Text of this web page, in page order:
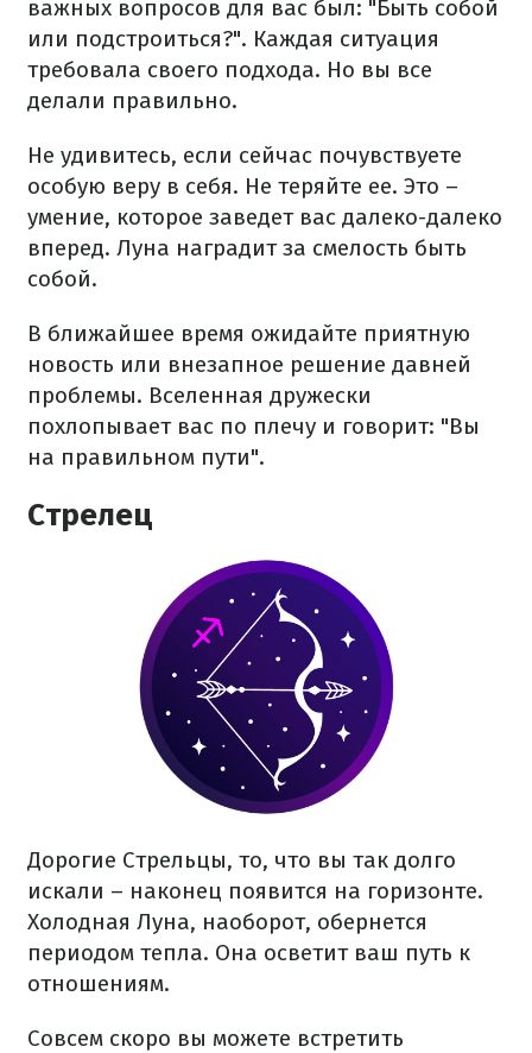
важных вопросов для вас был: "Быть собой
или подстроиться?". Каждая ситуация
требовала своего подхода. Но вы все
делали правильно.
Не удивитесь, если сейчас почувствуете
особую веру в себя. Не теряйте ее. Это –
умение, которое заведет вас далеко-далеко
вперед. Луна наградит за смелость быть
собой.
В ближайшее время ожидайте приятную
новость или внезапное решение давней
проблемы. Вселенная дружески
похлопывает вас по плечу и говорит: "Вы
на правильном пути".
Стрелец
Дорогие Стрельцы, то, что вы так долго
искали – наконец появится на горизонте.
Холодная Луна, наоборот, обернется
периодом тепла. Она осветит ваш путь к
отношениям.
Совсем скоро вы можете встретить